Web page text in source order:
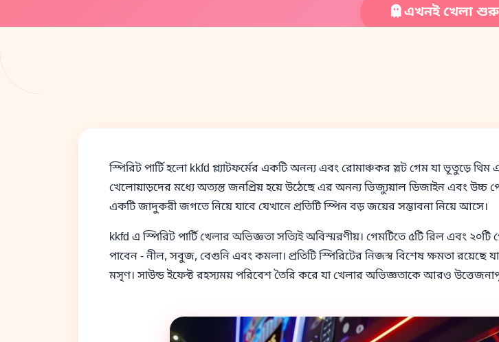
এখনই খেলা
স্পিরিট পার্টি হলো kkfd প্ল্যাটফর্মের একটি অনন্য এবং রোমাঞ্চকর স্লট গেম যা ভূতুড়ে
খেলোয়াড়দের মধ্যে অত্যন্ত জনপ্রিয় হয়ে উঠেছে এর অনন্য ভিজ্যুয়াল ডিজাইন এবং
একটি জাদুকরী জগতে নিয়ে যাবে যেখানে প্রতিটি স্পিন বড় জয়ের সম্ভাবনা নিয়ে আসে।
kkfd এ স্পিরিট পার্টি খেলার অভিজ্ঞতা সত্যিই অবিস্মরণীয়। গেমটিতে ৫টি রিল এবং
পাবেন - নীল, সবুজ, বেগুনি এবং কমলা। প্রতিটি স্পিরিটের নিজস্ব বিশেষ ক্ষমতা রয়েছে
মসৃণ। সাউন্ড ইফেক্ট রহস্যময় পরিবেশ তৈরি করে যা খেলার অভিজ্ঞতাকে আরও